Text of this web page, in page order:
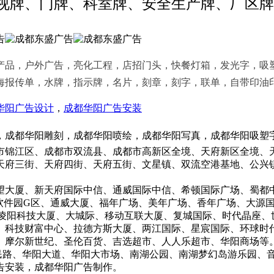
牌、门牌、科室牌、安全生产牌、厂区
户外广告，亮化工程，店招门头，快餐灯箱，发光字，吸
传单，水牌，指示牌，名片，刻章，刻字，联单，自带印油
阳广告设计 ， 成都华阳广告安装
华阳雕刻，成都华阳喷绘，成都华阳写真，成都华阳吸塑
区、成都市双流县、成都市高新区全境、天府新区全境、
三街、天府四街、天府五街、文星镇、双流空港基地、公
、新天府国际中信、通威国际中信、希顿国际广场、蜀都
园G区、通威大厦、福年广场、美年广场、香年广场、大
科技大厦、大城际、移动互联大厦、复城国际、时代晶座
技财富中心、拉德方斯大厦、两江国际、星宸国际、环球
新世纪、圣伦百货、吉选超市、人人乐超市、华阳商场等
华阳大道、华阳大市场、南湖公园、南湖梦幻岛游乐园、
装，成都华阳广告制作。